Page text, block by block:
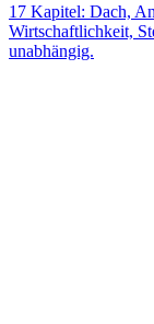
17 Kapitel: Dach,
Wirtschaftlichkeit,
unabhängig.